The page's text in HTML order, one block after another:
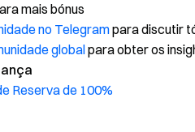
mais bónus
no Telegrampara discutir
globalpara obter os
Reserva de 100%